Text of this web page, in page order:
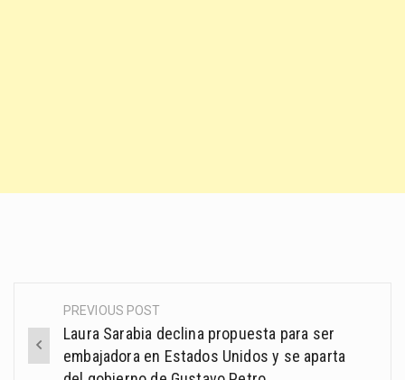
Post
navigation
PREVIOUS POST
Laura Sarabia declina propuesta para ser
embajadora en Estados Unidos y se aparta